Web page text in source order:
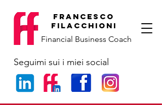
francesco
filacchioni
Financial Business Coach
Seguimi sui i miei social